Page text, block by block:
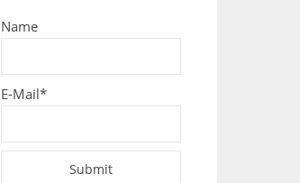
Name
E-Mail*